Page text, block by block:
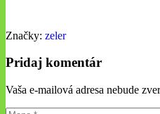
Značky: zeler
Pridaj komentár
Vaša e-mailová adresa nebude